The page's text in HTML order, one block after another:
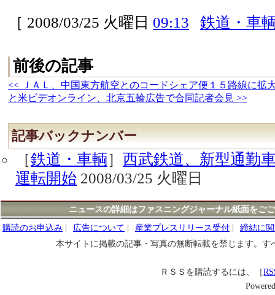
［ 2008/03/25 火曜日 09:13 鉄道・車
前後の記事
<< ＪＡＬ、中国東方航空とのコードシェア便１５路線に拡
と米ビデオンライン、北京五輪広告で合同記者会見 >>
記事バックナンバー
［鉄道・車輌］ 西武鉄道、新型通勤
運転開始 2008/03/25 火曜日
ニュースの詳細はファスニングジャーナル紙面をご
購読のお申込み
広告について 産業プレスリリース受付
締結に
本サイトに掲載の記事・写真の無断転載を禁じます。
ＲＳＳを購読するには、［